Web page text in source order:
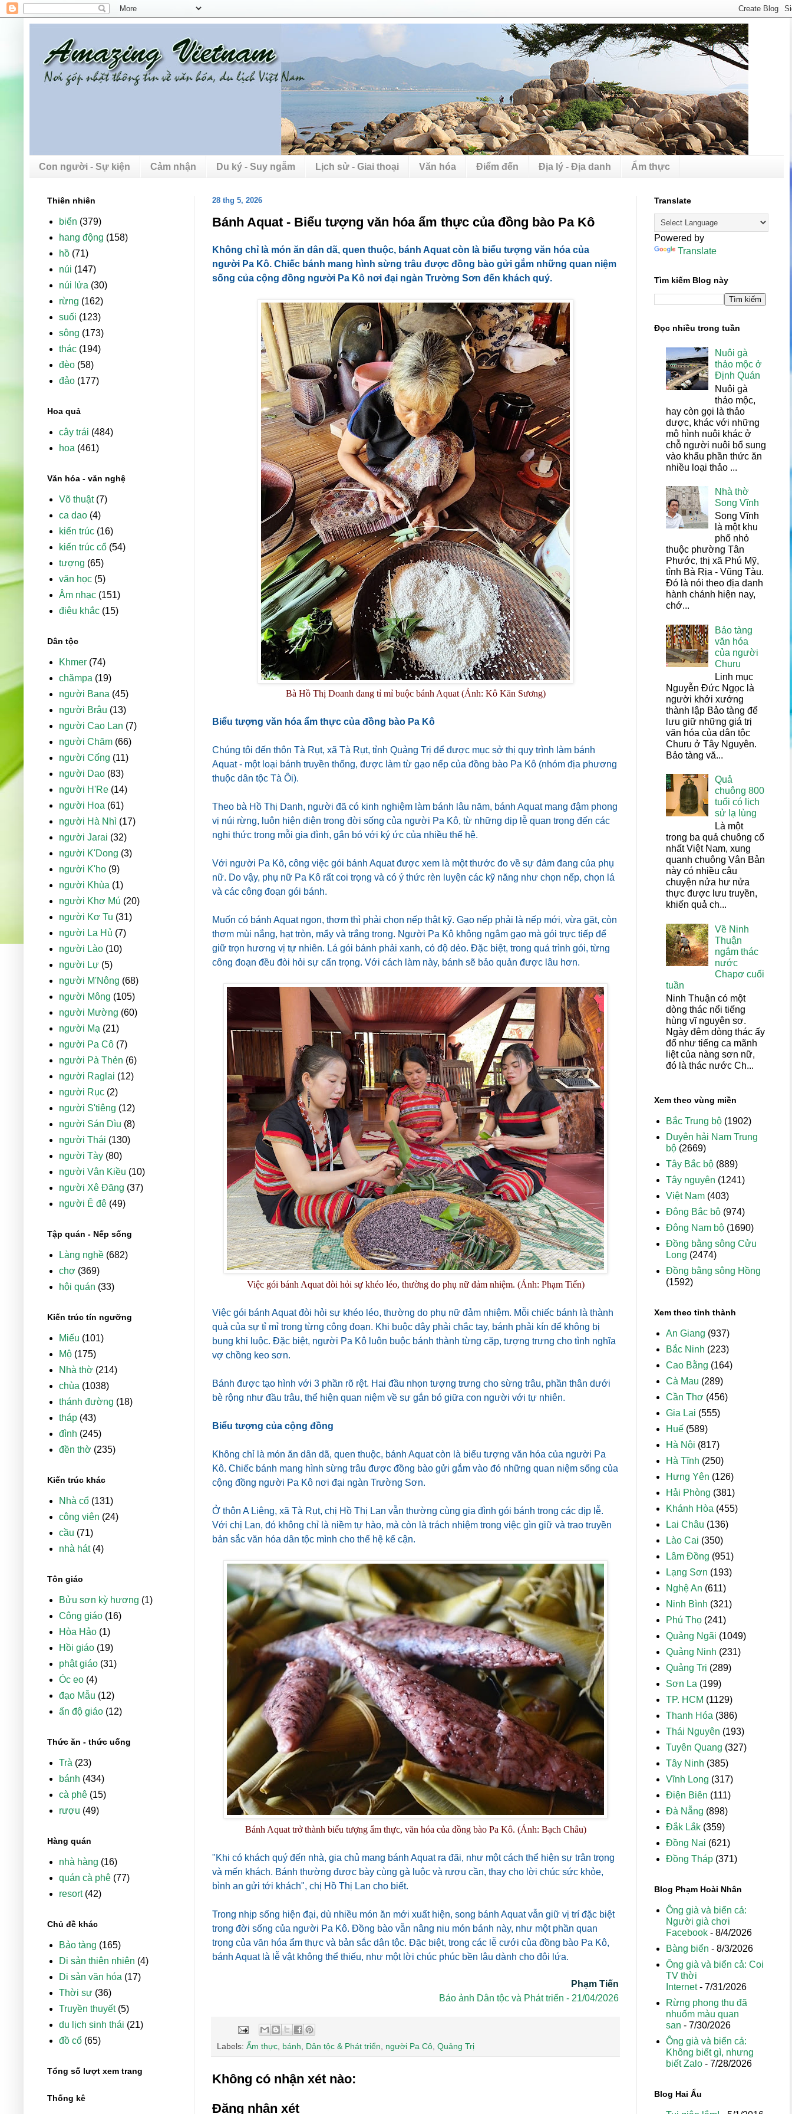
Con người - Sự kiện Cảm nhận Du ký - Suy ngẫm Lịch sử - Giai thoại Văn hóa Điểm đến Địa lý - Địa danh Ẩm thực
28 thg 5, 2026
Bánh Aquat - Biểu tượng văn hóa ẩm thực của đồng bào Pa Kô
Không chỉ là món ăn dân dã, quen thuộc, bánh Aquat còn là biểu tượng văn hóa của
người Pa Kô. Chiếc bánh mang hình sừng trâu được đồng bào gửi gắm những quan niệm
sống của cộng đồng người Pa Kô nơi đại ngàn Trường Sơn đến khách quý.
Bà Hồ Thị Doanh đang tỉ mỉ buộc bánh Aquat (Ảnh: Kô Kăn Sương)
Biểu tượng văn hóa ẩm thực của đồng bào Pa Kô
Chúng tôi đến thôn Tà Rụt, xã Tà Rụt, tỉnh Quảng Trị để được mục sở thị quy trình làm bánh
Aquat - một loại bánh truyền thống, được làm từ gạo nếp của đồng bào Pa Kô (nhóm địa phương
thuộc dân tộc Tà Ôi).
Theo bà Hồ Thị Danh, người đã có kinh nghiệm làm bánh lâu năm, bánh Aquat mang đậm phong
vị núi rừng, luôn hiện diện trong đời sống của người Pa Kô, từ những dịp lễ quan trọng đến các
nghi thức trong mỗi gia đình, gắn bó với ký ức của nhiều thế hệ.
Với người Pa Kô, công việc gói bánh Aquat được xem là một thước đo về sự đảm đang của phụ
nữ. Do vậy, phụ nữ Pa Kô rất coi trọng và có ý thức rèn luyện các kỹ năng như chọn nếp, chọn lá
và các công đoạn gói bánh.
Muốn có bánh Aquat ngon, thơm thì phải chọn nếp thật kỹ. Gạo nếp phải là nếp mới, vừa gặt, còn
thơm mùi nắng, hạt tròn, mẩy và trắng trong. Người Pa Kô không ngâm gạo mà gói trực tiếp để
giữ trọn hương vị tự nhiên. Lá gói bánh phải xanh, có độ dẻo. Đặc biệt, trong quá trình gói, từng
công đoạn đều đòi hỏi sự cẩn trọng. Với cách làm này, bánh sẽ bảo quản được lâu hơn.
Việc gói bánh Aquat đòi hỏi sự khéo léo, thường do phụ nữ đảm nhiệm. (Ảnh: Phạm Tiến)
Việc gói bánh Aquat đòi hỏi sự khéo léo, thường do phụ nữ đảm nhiệm. Mỗi chiếc bánh là thành
quả của sự tỉ mỉ trong từng công đoạn. Khi buộc dây phải chắc tay, bánh phải kín để không bị
bung khi luộc. Đặc biệt, người Pa Kô luôn buộc bánh thành từng cặp, tượng trưng cho tình nghĩa
vợ chồng keo sơn.
Bánh được tạo hình với 3 phần rõ rệt. Hai đầu nhọn tượng trưng cho sừng trâu, phần thân dưới
bè rộng như đầu trâu, thể hiện quan niệm về sự gắn bó giữa con người với tự nhiên.
Biểu tượng của cộng đồng
Không chỉ là món ăn dân dã, quen thuộc, bánh Aquat còn là biểu tượng văn hóa của người Pa
Kô. Chiếc bánh mang hình sừng trâu được đồng bào gửi gắm vào đó những quan niệm sống của
cộng đồng người Pa Kô nơi đại ngàn Trường Sơn.
Ở thôn A Liêng, xã Tà Rụt, chị Hồ Thị Lan vẫn thường cùng gia đình gói bánh trong các dịp lễ.
Với chị Lan, đó không chỉ là niềm tự hào, mà còn là trách nhiệm trong việc gìn giữ và trao truyền
bản sắc văn hóa dân tộc mình cho thế hệ kế cận.
Bánh Aquat trở thành biểu tượng ẩm thực, văn hóa của đồng bào Pa Kô. (Ảnh: Bạch Châu)
"Khi có khách quý đến nhà, gia chủ mang bánh Aquat ra đãi, như một cách thể hiện sự trân trọng
và mến khách. Bánh thường được bày cùng gà luộc và rượu cần, thay cho lời chúc sức khỏe,
bình an gửi tới khách", chị Hồ Thị Lan cho biết.
Trong nhịp sống hiện đại, dù nhiều món ăn mới xuất hiện, song bánh Aquat vẫn giữ vị trí đặc biệt
trong đời sống của người Pa Kô. Đồng bào vẫn nâng niu món bánh này, như một phần quan
trọng của văn hóa ẩm thực và bản sắc dân tộc. Đặc biệt, trong các lễ cưới của đồng bào Pa Kô,
bánh Aquat là lễ vật không thể thiếu, như một lời chúc phúc bền lâu dành cho đôi lứa.
Phạm Tiến
Báo ảnh Dân tộc và Phát triển - 21/04/2026
Labels: Ẩm thực, bánh, Dân tộc & Phát triển, người Pa Cô, Quảng Trị
Không có nhận xét nào:
Đăng nhận xét
Thiên nhiên
biển (379)
hang động (158)
hồ (71)
núi (147)
núi lửa (30)
rừng (162)
suối (123)
sông (173)
thác (194)
đèo (58)
đảo (177)
Hoa quả
cây trái (484)
hoa (461)
Văn hóa - văn nghệ
Võ thuật (7)
ca dao (4)
kiến trúc (16)
kiến trúc cổ (54)
tượng (65)
văn học (5)
Âm nhạc (151)
điêu khắc (15)
Dân tộc
Khmer (74)
chămpa (19)
người Bana (45)
người Brâu (13)
người Cao Lan (7)
người Chăm (66)
người Cống (11)
người Dao (83)
người H'Re (14)
người Hoa (61)
người Hà Nhì (17)
người Jarai (32)
người K'Dong (3)
người K'ho (9)
người Khùa (1)
người Khơ Mú (20)
người Kơ Tu (31)
người La Hủ (7)
người Lào (10)
người Lự (5)
người M'Nông (68)
người Mông (105)
người Mường (60)
người Mạ (21)
người Pa Cô (7)
người Pà Thẻn (6)
người Raglai (12)
người Rục (2)
người S'tiêng (12)
người Sán Dìu (8)
người Thái (130)
người Tày (80)
người Vân Kiều (10)
người Xê Đăng (37)
người Ê đê (49)
Tập quán - Nếp sống
Làng nghề (682)
chợ (369)
hội quán (33)
Kiến trúc tín ngưỡng
Miếu (101)
Mộ (175)
Nhà thờ (214)
chùa (1038)
thánh đường (18)
tháp (43)
đình (245)
đền thờ (235)
Kiến trúc khác
Nhà cổ (131)
công viên (24)
cầu (71)
nhà hát (4)
Tôn giáo
Bửu sơn kỳ hương (1)
Công giáo (16)
Hòa Hảo (1)
Hồi giáo (19)
phật giáo (31)
Óc eo (4)
đạo Mẫu (12)
ấn độ giáo (12)
Thức ăn - thức uống
Trà (23)
bánh (434)
cà phê (15)
rượu (49)
Hàng quán
nhà hàng (16)
quán cà phê (77)
resort (42)
Chủ đề khác
Bảo tàng (165)
Di sản thiên nhiên (4)
Di sản văn hóa (17)
Thời sự (36)
Truyền thuyết (5)
du lịch sinh thái (21)
đồ cổ (65)
Tổng số lượt xem trang
Thống kê
Translate
Powered by
Translate
Tìm kiếm Blog này
Đọc nhiều trong tuần
Nuôi gà
thảo mộc ở
Định Quán
Nuôi gà
thảo mộc,
hay còn gọi là thảo
dược, khác với những
mô hình nuôi khác ở
chỗ người nuôi bổ sung
vào khẩu phần thức ăn
nhiều loại thảo ...
Nhà thờ
Song Vĩnh
Song Vĩnh
là một khu
phố nhỏ
thuộc phường Tân
Phước, thị xã Phú Mỹ,
tỉnh Bà Rịa - Vũng Tàu.
Đó là nói theo địa danh
hành chánh hiện nay,
chớ...
Bảo tàng
văn hóa
của người
Churu
Linh mục
Nguyễn Đức Ngọc là
người khởi xướng
thành lập Bảo tàng để
lưu giữ những giá trị
văn hóa của dân tộc
Churu ở Tây Nguyên.
Bảo tàng vă...
Quả
chuông 800
tuổi có lịch
sử lạ lùng
Là một
trong ba quả chuông cổ
nhất Việt Nam, xung
quanh chuông Vân Bản
này có nhiều câu
chuyện nửa hư nửa
thực được lưu truyền,
khiến quả ch...
Về Ninh
Thuận
ngắm thác
nước
Chapơ cuối
tuần
Ninh Thuận có một
dòng thác nổi tiếng
hùng vĩ nguyên sơ.
Ngày đêm dòng thác ấy
đổ như tiếng ca mãnh
liệt của nàng sơn nữ,
đó là thác nước Ch...
Xem theo vùng miền
Bắc Trung bộ (1902)
Duyên hải Nam Trung
bộ (2669)
Tây Bắc bộ (889)
Tây nguyên (1241)
Việt Nam (403)
Đông Bắc bộ (974)
Đông Nam bộ (1690)
Đồng bằng sông Cửu
Long (2474)
Đồng bằng sông Hồng
(1592)
Xem theo tỉnh thành
An Giang (937)
Bắc Ninh (223)
Cao Bằng (164)
Cà Mau (289)
Cần Thơ (456)
Gia Lai (555)
Huế (589)
Hà Nội (817)
Hà Tĩnh (250)
Hưng Yên (126)
Hải Phòng (381)
Khánh Hòa (455)
Lai Châu (136)
Lào Cai (350)
Lâm Đồng (951)
Lạng Sơn (193)
Nghệ An (611)
Ninh Bình (321)
Phú Thọ (241)
Quảng Ngãi (1049)
Quảng Ninh (231)
Quảng Trị (289)
Sơn La (199)
TP. HCM (1129)
Thanh Hóa (386)
Thái Nguyên (193)
Tuyên Quang (327)
Tây Ninh (385)
Vĩnh Long (317)
Điện Biên (111)
Đà Nẵng (898)
Đắk Lắk (359)
Đồng Nai (621)
Đồng Tháp (371)
Blog Phạm Hoài Nhân
Ông già và biển cả:
Người già chơi
Facebook - 8/4/2026
Bàng biển - 8/3/2026
Ông già và biển cả: Coi
TV thời
Internet- 7/31/2026
Rừng phong thu đã
nhuốm màu quan
san - 7/30/2026
Ông già và biển cả:
Không biết gì, nhưng
biết Zalo - 7/28/2026
Blog Hai Ẩu